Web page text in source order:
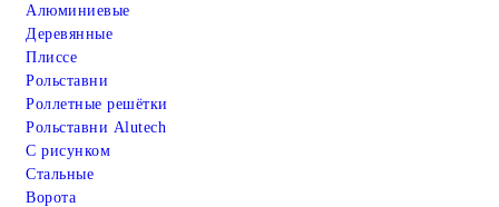
Алюминиевые
Деревянные
Плиссе
Рольставни
Роллетные решётки
Рольставни Alutech
С рисунком
Стальные
Ворота